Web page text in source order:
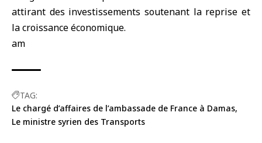
attirant des investissements soutenant la reprise et
la croissance économique.
am
TAG:
Le chargé d’affaires de l’ambassade de France à Damas
Le ministre syrien des Transports